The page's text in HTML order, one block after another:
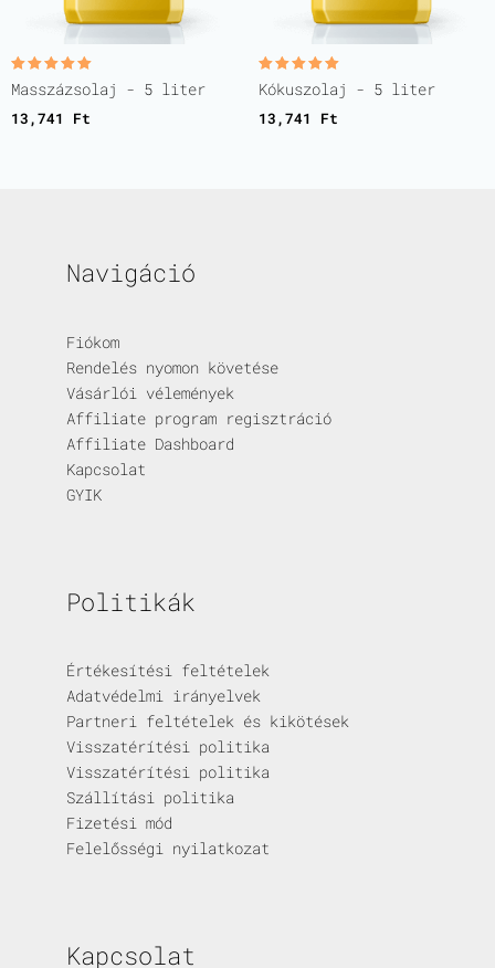
Értékelés:
5.00
Masszázsolaj - 5 liter
13,741 Ft
Értékelés:
5.00
Kókuszolaj - 5 liter
13,741 Ft
Navigáció
Fiókom
Rendelés nyomon követése
Vásárlói vélemények
Affiliate program regisztráció
Affiliate Dashboard
Kapcsolat
GYIK
Politikák
Értékesítési feltételek
Adatvédelmi irányelvek
Partneri feltételek és kikötések
Visszatérítési politika
Visszatérítési politika
Szállítási politika
Fizetési mód
Felelősségi nyilatkozat
Kapcsolat